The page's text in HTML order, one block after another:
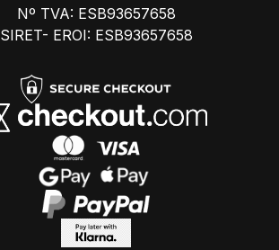
Nº TVA: ESB93657658
SIRET- EROI: ESB93657658